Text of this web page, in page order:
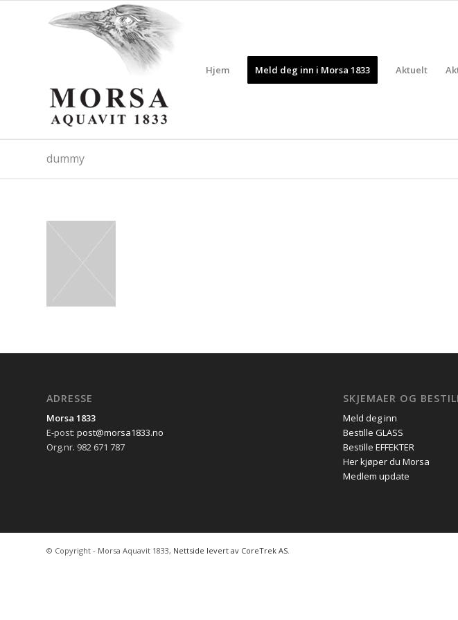
Hjem Meld deg inn i Morsa 1833 Aktuelt
dummy
ADRESSE
Morsa 1833
E-post: post@morsa1833.no
Org.nr. 982 671 787
SKJEMAER OG
Meld deg inn
Bestille GLASS
Bestille EFFEKTER
Her kjøper du Morsa
Medlem update
© Copyright - Morsa Aquavit 1833, Nettside levert av CoreTrek AS.